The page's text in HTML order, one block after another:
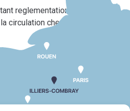
reglementation du
circulation chemin de la
municipal portant permis de
13 rue des trois maries